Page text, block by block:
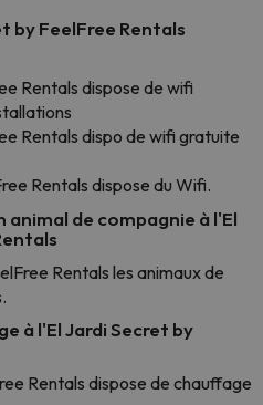
by FeelFree Rentals
Rentals dispose de wifi
Rentals dispo de wifi gratuite
Rentals dispose du Wifi.
animal de compagnie à l'El
Rentals les animaux de
à l'El Jardi Secret by
Rentals dispose de chauffage